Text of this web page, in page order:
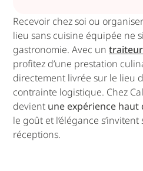
Recevoir chez soi ou
lieu sans cuisine équipée ne
gastronomie. Avec un
profitez d’une prestation
directement livrée sur le lieu
contrainte logistique. Chez
devient une expérience haut
le goût et l’élégance
réceptions.